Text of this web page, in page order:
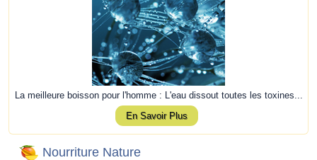
La meilleure boisson pour l'homme : L'eau dissout toutes les toxines...
En Savoir Plus
Nourriture Nature